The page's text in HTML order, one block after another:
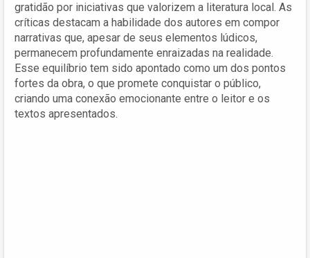
gratidão por iniciativas que valorizem a literatura local. As
críticas destacam a habilidade dos autores em compor
narrativas que, apesar de seus elementos lúdicos,
permanecem profundamente enraizadas na realidade.
Esse equilíbrio tem sido apontado como um dos pontos
fortes da obra, o que promete conquistar o público,
criando uma conexão emocionante entre o leitor e os
textos apresentados.